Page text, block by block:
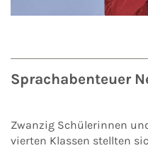
Sprachabenteuer
Zwanzig Schülerinnen
vierten Klassen stellten